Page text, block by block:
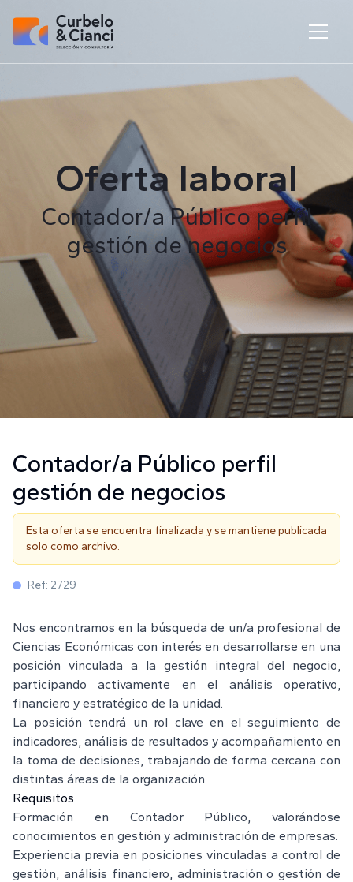
Oferta laboral
Contador/a Público perfil
gestión de negocios
Contador/a Público perfil
gestión de negocios
Esta oferta se encuentra finalizada y se mantiene publicada
solo como archivo.
Ref: 2729
Nos encontramos en la búsqueda de un/a profesional de
Ciencias Económicas con interés en desarrollarse en una
posición vinculada a la gestión integral del negocio,
participando activamente en el análisis operativo,
financiero y estratégico de la unidad.
La posición tendrá un rol clave en el seguimiento de
indicadores, análisis de resultados y acompañamiento en
la toma de decisiones, trabajando de forma cercana con
distintas áreas de la organización.
Requisitos
Formación en Contador Público, valorándose
conocimientos en gestión y administración de empresas.
Experiencia previa en posiciones vinculadas a control de
gestión, análisis financiero, administración o gestión de